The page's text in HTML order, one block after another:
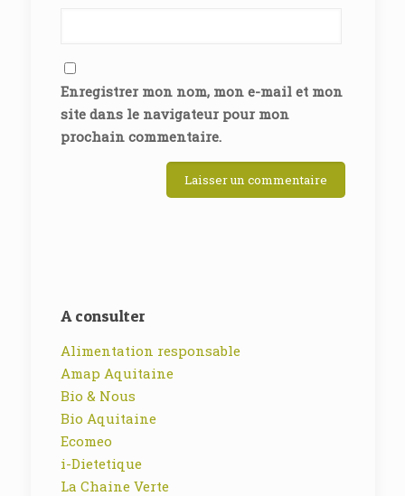
Enregistrer mon nom, mon e-mail et mon
site dans le navigateur pour mon
prochain commentaire.
A consulter
Alimentation responsable
Amap Aquitaine
Bio & Nous
Bio Aquitaine
Ecomeo
i-Dietetique
La Chaine Verte